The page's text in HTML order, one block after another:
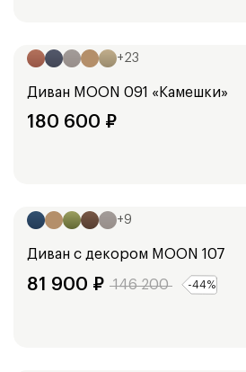
+23
Диван MOON 091 «Камешки»
180 600 ₽
+9
Диван с декором MOON 107
81 900 ₽ 146 200 -44%